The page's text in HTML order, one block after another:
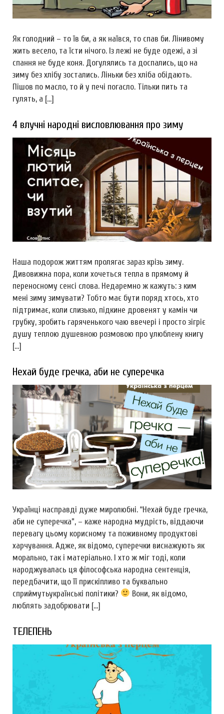
Як голодний – то їв би, а як наївся, то спав би. Лінивому
жить весело, та їсти нічого. Із лежі не буде одежі, а зі
спання не буде коня. Догулялись та доспались, що на
зиму без хлібу зостались. Ліньки без хліба обідають.
Пішов по масло, то й у печі погасло. Тільки пить та
гулять, а […]
4 влучні народні висловлювання про зиму
Наша подорож життям пролягає зараз крізь зиму.
Дивовижна пора, коли хочеться тепла в прямому й
переносному сенсі слова. Недаремно ж кажуть: з ким
мені зиму зимувати? Тобто має бути поряд хтось, хто
підтримає, коли слизько, підкине дровенят у камін чи
грубку, зробить гаряченького чаю ввечері і просто зігріє
душу теплою душевною розмовою про улюблену книгу
[…]
Нехай буде гречка, аби не суперечка
Українці насправді дуже миролюбні. “Нехай буде гречка,
аби не суперечка”, – каже народна мудрість, віддаючи
перевагу цьому корисному та поживному продуктові
харчування. Адже, як відомо, суперечки виснажують як
морально, так і матеріально. І хто ж міг тоді, коли
народжувалась ця філософська народна сентенція,
передбачити, що її прискіпливо та буквально
сприймутьукраїнські політики?
Вони, як відомо,
люблять задобрювати […]
ТЕЛЕПЕНЬ